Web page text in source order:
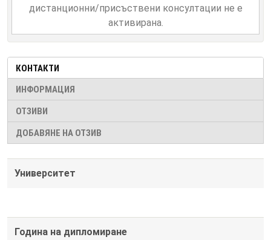
дистанционни/присъствени консултации не е
активирана.
КОНТАКТИ
ИНФОРМАЦИЯ
ОТЗИВИ
ДОБАВЯНЕ НА ОТЗИВ
Университет
Година на дипломиране